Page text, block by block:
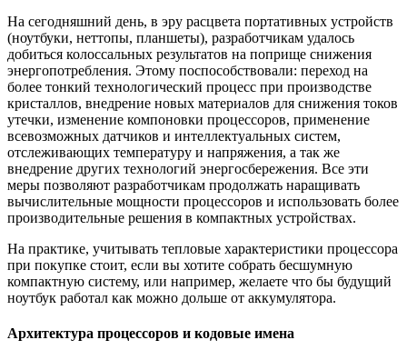
На сегодняшний день, в эру расцвета портативных устройств
(ноутбуки, неттопы, планшеты), разработчикам удалось
добиться колоссальных результатов на поприще снижения
энергопотребления. Этому поспособствовали: переход на
более тонкий технологический процесс при производстве
кристаллов, внедрение новых материалов для снижения токов
утечки, изменение компоновки процессоров, применение
всевозможных датчиков и интеллектуальных систем,
отслеживающих температуру и напряжения, а так же
внедрение других технологий энергосбережения. Все эти
меры позволяют разработчикам продолжать наращивать
вычислительные мощности процессоров и использовать более
производительные решения в компактных устройствах.
На практике, учитывать тепловые характеристики процессора
при покупке стоит, если вы хотите собрать бесшумную
компактную систему, или например, желаете что бы будущий
ноутбук работал как можно дольше от аккумулятора.
Архитектура процессоров и кодовые имена